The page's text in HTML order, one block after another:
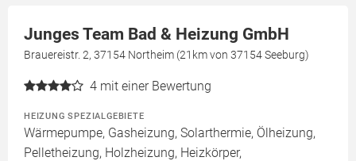
Junges Team Bad & Heizung GmbH
Brauereistr. 2, 37154 Northeim (21km von 37154 Seeburg)
4 mit einer Bewertung
HEIZUNG SPEZIALGEBIETE
Wärmepumpe, Gasheizung, Solarthermie, Ölheizung,
Pelletheizung, Holzheizung, Heizkörper,